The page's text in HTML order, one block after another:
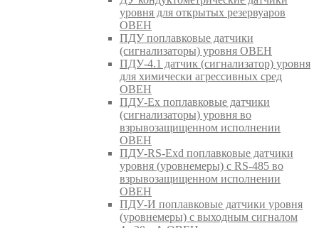
уровня для открытых резервуаров
ОВЕН
ПДУ поплавковые датчики
(сигнализаторы) уровня ОВЕН
ПДУ-4.1 датчик (сигнализатор) уровня
для химически агрессивных сред
ОВЕН
ПДУ-Ex поплавковые датчики
(сигнализаторы) уровня во
взрывозащищенном исполнении
ОВЕН
ПДУ-RS-Exd поплавковые датчики
уровня (уровнемеры) с RS-485 во
взрывозащищенном исполнении
ОВЕН
ПДУ-И поплавковые датчики уровня
(уровнемеры) с выходным сигналом